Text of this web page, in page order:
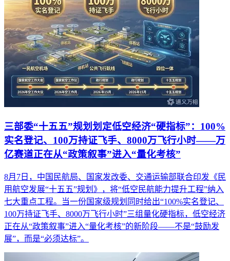
三部委“十五五”规划划定低空经济“硬指标”：100%
实名登记、100万持证飞手、8000万飞行小时——万
亿赛道正在从“政策叙事”进入“量化考核”
8月7日，中国民航局、国家发改委、交通运输部联合印发《民
用航空发展“十五五”规划》，将“低空民航能力提升工程”纳入
七大重点工程。当一份国家级规划同时给出“100%实名登记、
100万持证飞手、8000万飞行小时”三组量化硬指标，低空经济
正在从“政策叙事”进入“量化考核”的新阶段——不是“鼓励发
展”，而是“必须达标”。